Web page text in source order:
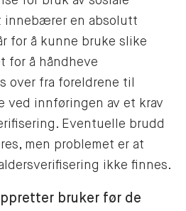
innebærer en absolutt
for å kunne bruke slike
for å håndheve
over fra foreldrene til
ved innføringen av et krav
Eventuelle brudd
men problemet er at
ikke finnes.
bruker før de